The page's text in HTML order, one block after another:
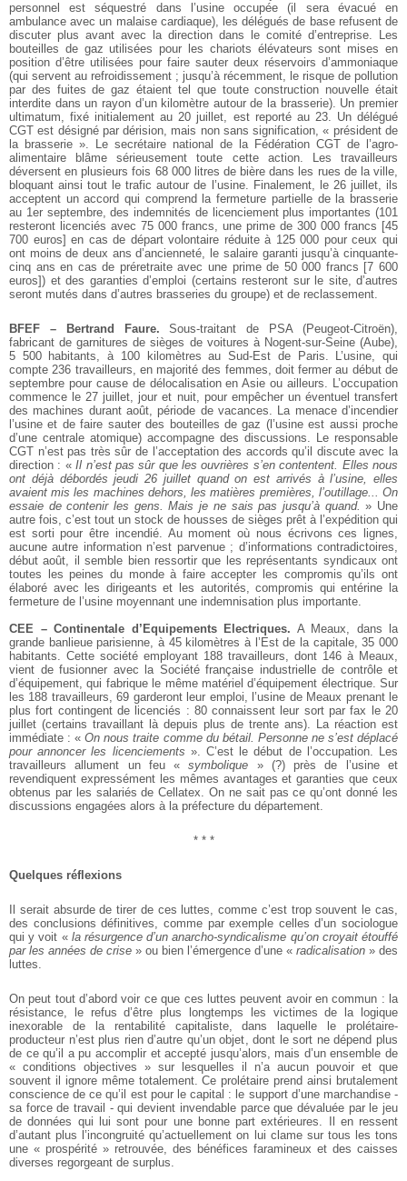
personnel est séquestré dans l’usine occupée (il sera évacué en
ambulance avec un malaise cardiaque), les délégués de base refusent de
discuter plus avant avec la direction dans le comité d’entreprise. Les
bouteilles de gaz utilisées pour les chariots élévateurs sont mises en
position d’être utilisées pour faire sauter deux réservoirs d’ammoniaque
(qui servent au refroidissement ; jusqu’à récemment, le risque de pollution
par des fuites de gaz étaient tel que toute construction nouvelle était
interdite dans un rayon d’un kilomètre autour de la brasserie). Un premier
ultimatum, fixé initialement au 20 juillet, est reporté au 23. Un délégué
CGT est désigné par dérision, mais non sans signification, « président de
la brasserie ». Le secrétaire national de la Fédération CGT de l’agro-
alimentaire blâme sérieusement toute cette action. Les travailleurs
déversent en plusieurs fois 68 000 litres de bière dans les rues de la ville,
bloquant ainsi tout le trafic autour de l’usine. Finalement, le 26 juillet, ils
acceptent un accord qui comprend la fermeture partielle de la brasserie
au 1er septembre, des indemnités de licenciement plus importantes (101
resteront licenciés avec 75 000 francs, une prime de 300 000 francs [45
700 euros] en cas de départ volontaire réduite à 125 000 pour ceux qui
ont moins de deux ans d’ancienneté, le salaire garanti jusqu’à cinquante-
cinq ans en cas de préretraite avec une prime de 50 000 francs [7 600
euros]) et des garanties d’emploi (certains resteront sur le site, d’autres
seront mutés dans d’autres brasseries du groupe) et de reclassement.
BFEF – Bertrand Faure. Sous-traitant de PSA (Peugeot-Citroën),
fabricant de garnitures de sièges de voitures à Nogent-sur-Seine (Aube),
5 500 habitants, à 100 kilomètres au Sud-Est de Paris. L’usine, qui
compte 236 travailleurs, en majorité des femmes, doit fermer au début de
septembre pour cause de délocalisation en Asie ou ailleurs. L’occupation
commence le 27 juillet, jour et nuit, pour empêcher un éventuel transfert
des machines durant août, période de vacances. La menace d’incendier
l’usine et de faire sauter des bouteilles de gaz (l’usine est aussi proche
d’une centrale atomique) accompagne des discussions. Le responsable
CGT n’est pas très sûr de l’acceptation des accords qu’il discute avec la
direction : «Il n’est pas sûr que les ouvrières s’en contentent. Elles nous
ont déjà débordés jeudi 26 juillet quand on est arrivés à l’usine, elles
avaient mis les machines dehors, les matières premières, l’outillage... On
essaie de contenir les gens. Mais je ne sais pas jusqu’à quand. » Une
autre fois, c’est tout un stock de housses de sièges prêt à l’expédition qui
est sorti pour être incendié. Au moment où nous écrivons ces lignes,
aucune autre information n’est parvenue ; d’informations contradictoires,
début août, il semble bien ressortir que les représentants syndicaux ont
toutes les peines du monde à faire accepter les compromis qu’ils ont
élaboré avec les dirigeants et les autorités, compromis qui entérine la
fermeture de l’usine moyennant une indemnisation plus importante.
CEE – Continentale d’Equipements Electriques. A Meaux, dans la
grande banlieue parisienne, à 45 kilomètres à l’Est de la capitale, 35 000
habitants. Cette société employant 188 travailleurs, dont 146 à Meaux,
vient de fusionner avec la Société française industrielle de contrôle et
d’équipement, qui fabrique le même matériel d’équipement électrique. Sur
les 188 travailleurs, 69 garderont leur emploi, l’usine de Meaux prenant le
plus fort contingent de licenciés : 80 connaissent leur sort par fax le 20
juillet (certains travaillant là depuis plus de trente ans). La réaction est
immédiate : «On nous traite comme du bétail. Personne ne s’est déplacé
pour annoncer les licenciements ». C’est le début de l’occupation. Les
travailleurs allument un feu «symbolique » (?) près de l’usine et
revendiquent expressément les mêmes avantages et garanties que ceux
obtenus par les salariés de Cellatex. On ne sait pas ce qu’ont donné les
discussions engagées alors à la préfecture du département.
* * *
Quelques réflexions
Il serait absurde de tirer de ces luttes, comme c’est trop souvent le cas,
des conclusions définitives, comme par exemple celles d’un sociologue
qui y voit « la résurgence d’un anarcho-syndicalisme qu’on croyait étouffé
par les années de crise » ou bien l’émergence d’une « radicalisation » des
luttes.
On peut tout d’abord voir ce que ces luttes peuvent avoir en commun : la
résistance, le refus d’être plus longtemps les victimes de la logique
inexorable de la rentabilité capitaliste, dans laquelle le prolétaire-
producteur n’est plus rien d’autre qu’un objet, dont le sort ne dépend plus
de ce qu’il a pu accomplir et accepté jusqu’alors, mais d’un ensemble de
« conditions objectives » sur lesquelles il n’a aucun pouvoir et que
souvent il ignore même totalement. Ce prolétaire prend ainsi brutalement
conscience de ce qu’il est pour le capital : le support d’une marchandise -
sa force de travail - qui devient invendable parce que dévaluée par le jeu
de données qui lui sont pour une bonne part extérieures. Il en ressent
d’autant plus l’incongruité qu’actuellement on lui clame sur tous les tons
une « prospérité » retrouvée, des bénéfices faramineux et des caisses
diverses regorgeant de surplus.